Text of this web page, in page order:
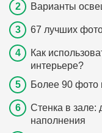
Варианты
67 лучших
Как
интерьере?
Более 90 фото
Стенка в зале:
наполнения